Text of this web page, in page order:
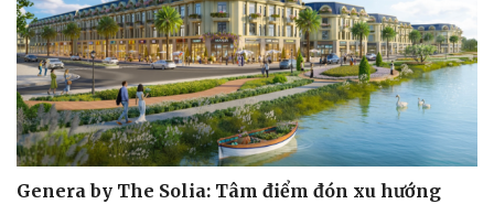
Dinh dưỡng - món ngon
Cây thuốc
Sản phụ khoa
Nhi khoa
Nam khoa
Làm đẹp - giảm cân
Phòng mạch online
Nhà đẹp
Blog
Tình yêu - Gia đình
Genera by The Solia: Tâm điểm đón xu hướng